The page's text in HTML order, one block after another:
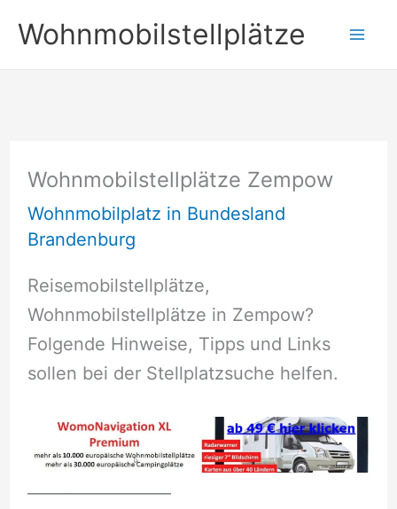
Inhalt
springen
Wohnmobilstellplätze
Wohnmobilstellplätze Zempow
Wohnmobilplatz in Bundesland
Brandenburg
Reisemobilstellplätze,
Wohnmobilstellplätze in Zempow?
Folgende Hinweise, Tipps und Links
sollen bei der Stellplatzsuche helfen.